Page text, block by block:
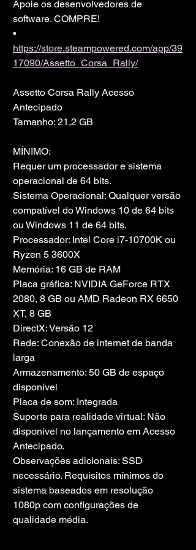
Apoie os desenvolvedores de
software. COMPRE!
•
https://store.steampowered.com/app/39
17090/Assetto_Corsa_Rally/
Assetto Corsa Rally Acesso
Antecipado
Tamanho: 21,2 GB
MÍNIMO:
Requer um processador e sistema
operacional de 64 bits.
Sistema Operacional: Qualquer versão
compatível do Windows 10 de 64 bits
ou Windows 11 de 64 bits.
Processador: Intel Core i7-10700K ou
Ryzen 5 3600X
Memória: 16 GB de RAM
Placa gráfica: NVIDIA GeForce RTX
2080, 8 GB ou AMD Radeon RX 6650
XT, 8 GB
DirectX: Versão 12
Rede: Conexão de internet de banda
larga
Armazenamento: 50 GB de espaço
disponível
Placa de som: Integrada
Suporte para realidade virtual: Não
disponível no lançamento em Acesso
Antecipado.
Observações adicionais: SSD
necessário. Requisitos mínimos do
sistema baseados em resolução
1080p com configurações de
qualidade média.